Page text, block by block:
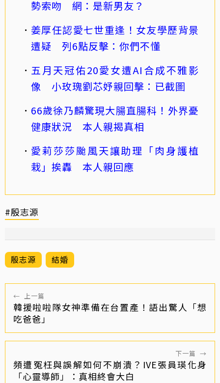
勢索吻 網：是新男友？
姜厚任認愛七世重逢！女友學歷背景
遭疑 列6點反擊：你們不懂
五月天冠佑20愛女遭AI合成不雅影
像 小玫瑰劉芯妤親回擊：已截圖
66歲徐乃麟驚現大腸直腸科！外界憂
健康狀況 本人親揭真相
愛莉莎莎颱風天讓助理「肉身護植
栽」挨轟 本人親回應
#殷志源
殷志源 結婚
← 上一篇
韓援啦啦隊女神準備在台置產！語出驚人「想
吃爸爸」
下一篇 →
頻遭冤枉與誤解如何不崩潰？IVE張員瑛化身
「心靈導師」：真相終會大白